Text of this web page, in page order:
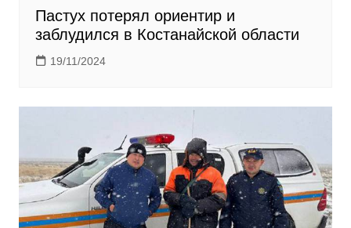
Пастух потерял ориентир и
заблудился в Костанайской области
19/11/2024